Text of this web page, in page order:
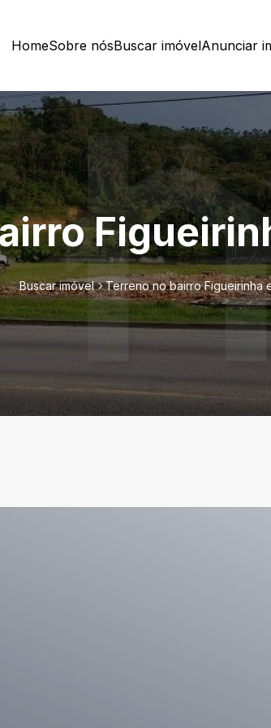
HomeSobre nósBuscar imóvelAnunciar
Buscar imóvel Terreno no bairro Figueirinha